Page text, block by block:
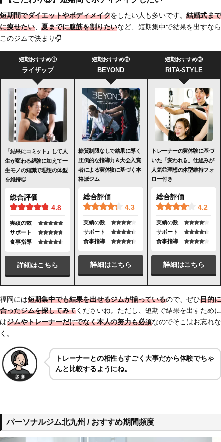
短期間でダイエットやボディメイクをしたい人も多いです。 結婚式まで
に痩せたい、 夏までに腹筋を割りたいなど、短期集中で結果を出すなら
このジムで決まり
短期おすすめ①
ライザップ
短期おすすめ②
BEYOND
短期おすすめ③
RITA-STYLE
「結果にコミット」して人
生が変わる経験に加えて一
生モノの知識で理想の体型
を維持◎
総合評価
4.8
実績の数
サポート
食事指導
詳細はこちら
糖質制限なしで結果に導く
圧倒的な指導力＆大会入賞
者による実体験に基づく本
格派ジム
総合評価
4.3
実績の数
サポート
食事指導
詳細はこちら
トレーナーの実体験に基づ
いた「変われる」仕組みが
人気◎理想の体型維持フォ
ロー付き
総合評価
4.2
実績の数
サポート
食事指導
詳細はこちら
福岡には短期集中でも結果を出せるジムが揃っているので、ぜひ目的に
合ったジムを探してみてくださいね。ただし、短期で結果を出すために
はジムやトレーナーだけでなく本人の努力も必須なのでそこはお忘れな
く。
トレーナーとの相性もすごく大事だから体験でちゃ
んと比較するようにね。
パーソナルジム北九州 / おすすめ期間頻度